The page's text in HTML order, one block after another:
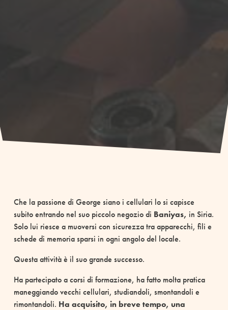
Che la passione di George siano i cellulari lo si capisce
subito entrando nel suo piccolo negozio di Baniyas, in Siria.
Solo lui riesce a muoversi con sicurezza tra apparecchi, fili e
schede di memoria sparsi in ogni angolo del locale.
Questa attività è il suo grande successo.
Ha partecipato a corsi di formazione, ha fatto molta pratica
maneggiando vecchi cellulari, studiandoli, smontandoli e
rimontandoli. Ha acquisito, in breve tempo, una